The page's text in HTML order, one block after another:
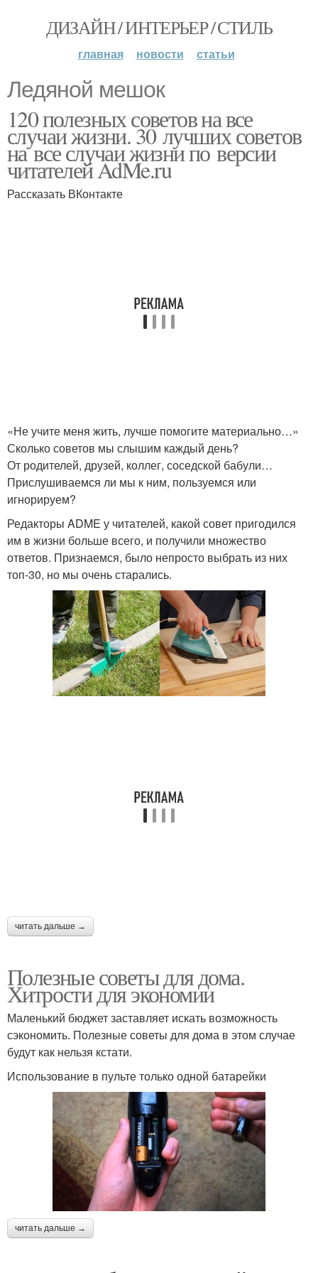
ДИЗАЙН / ИНТЕРЬЕР / СТИЛЬ
главная новости статьи
Ледяной мешок
120 полезных советов на все
случаи жизни. 30 лучших советов
на все случаи жизни по версии
читателей AdMe.ru
Рассказать ВКонтакте
«Не учите меня жить, лучше помогите материально…»
Сколько советов мы слышим каждый день?
От родителей, друзей, коллег, соседской бабули…
Прислушиваемся ли мы к ним, пользуемся или
игнорируем?
Редакторы ADME у читателей, какой совет пригодился
им в жизни больше всего, и получили множество
ответов. Признаемся, было непросто выбрать из них
топ-30, но мы очень старались.
читать дальше →
Полезные советы для дома.
Хитрости для экономии
Маленький бюджет заставляет искать возможность
сэкономить. Полезные советы для дома в этом случае
будут как нельзя кстати.
Использование в пульте только одной батарейки
читать дальше →